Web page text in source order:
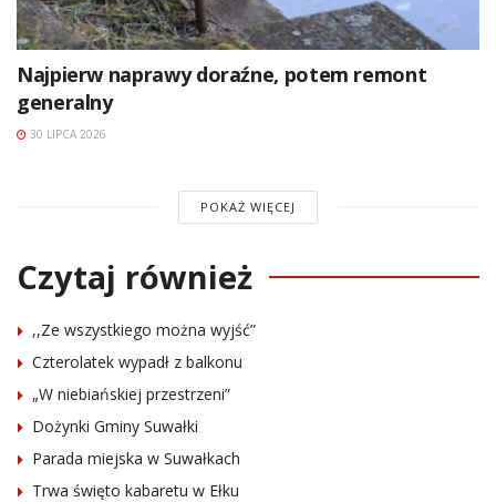
Najpierw naprawy doraźne, potem remont
generalny
30 LIPCA 2026
POKAŻ WIĘCEJ
Czytaj również
,,Ze wszystkiego można wyjść”
Czterolatek wypadł z balkonu
„W niebiańskiej przestrzeni”
Dożynki Gminy Suwałki
Parada miejska w Suwałkach
Trwa święto kabaretu w Ełku